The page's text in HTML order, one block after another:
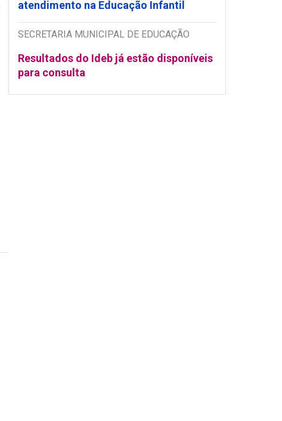
atendimento na Educação Infantil
SECRETARIA MUNICIPAL DE EDUCAÇÃO
Resultados do Ideb já estão disponíveis
para consulta